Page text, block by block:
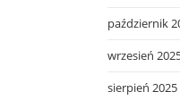
październik
wrzesień
sierpień 2025